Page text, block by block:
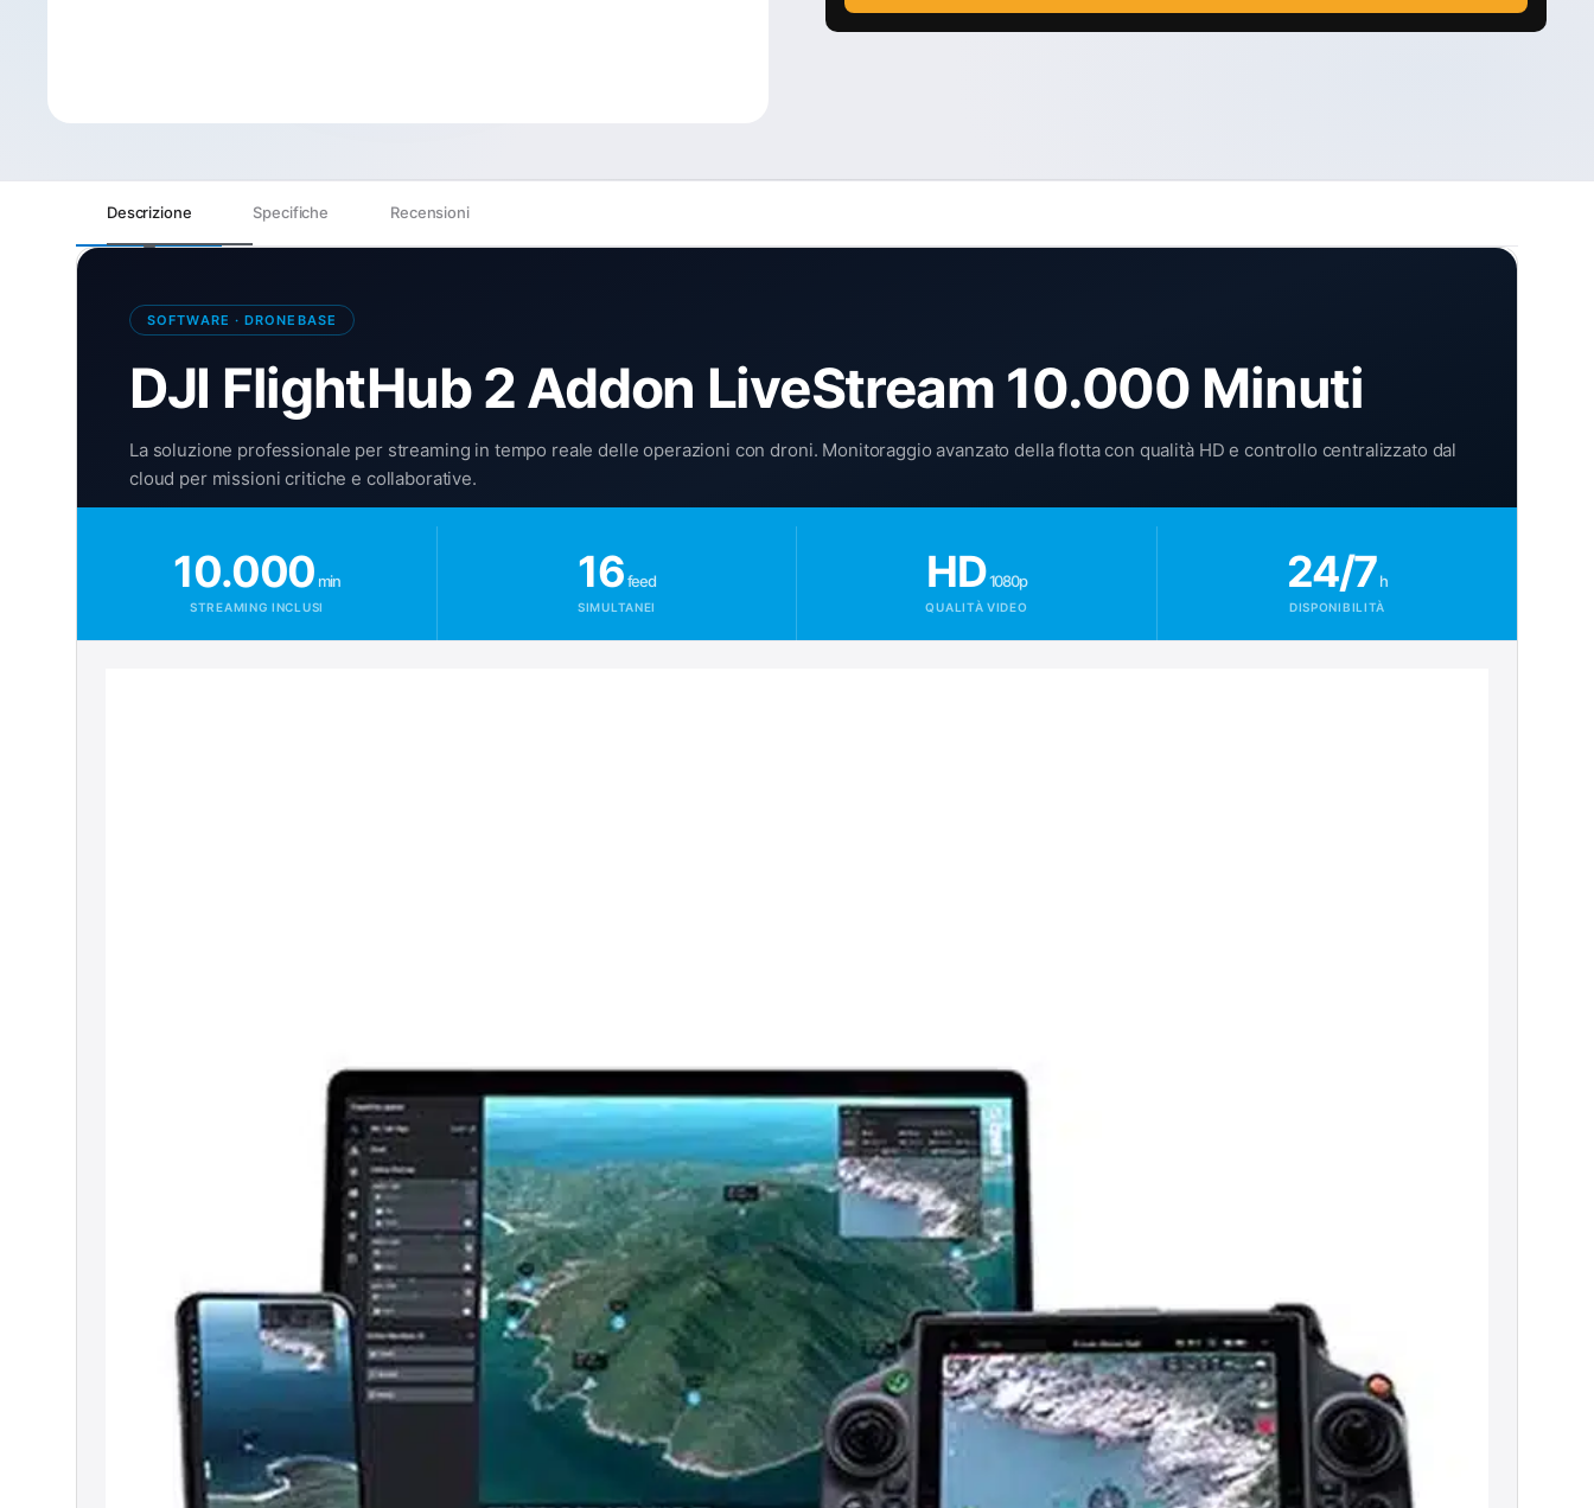
Descrizione Specifiche Recensioni
SOFTWARE · DRONEBASE
DJI FlightHub 2 Addon LiveStream 10.000 Minuti
La soluzione professionale per streaming in tempo reale delle operazioni con droni. Monitoraggio avanzato della flotta con qualità HD e controllo centralizzato dal
cloud per missioni critiche e collaborative.
10.000 min
STREAMING INCLUSI
16feed
SIMULTANEI
HD1080p
QUALITÀ VIDEO
24/7h
DISPONIBILITÀ